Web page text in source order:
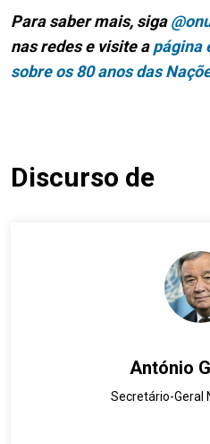
Para saber mais, siga
nas redes e visite apágina
sobre os 80 anos das
Discurso de
António
Secretário-Geral